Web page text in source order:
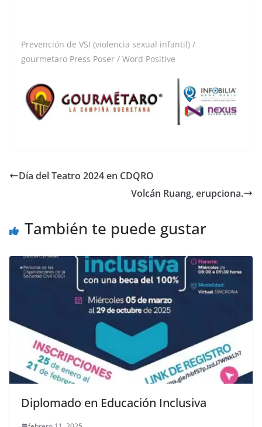
Prevención de VSI (violencia sexual infantil) /
gourmetaro Press Poser / Word Positive
Día del Teatro 2024 en CDQRO
Volcán Ruang, erupciona.
También te puede gustar
Diplomado en Educación Inclusiva